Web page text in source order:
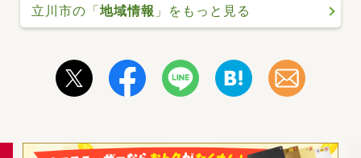
立川市の「地域情報 」をもっと見る